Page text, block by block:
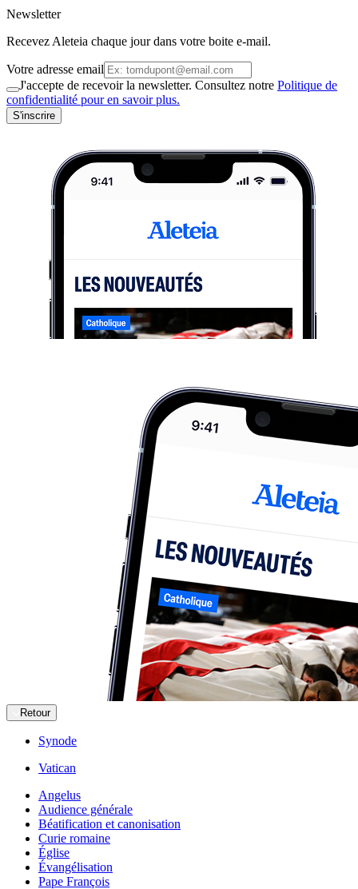
Newsletter
Recevez Aleteia chaque jour dans votre boite e-mail.
Votre adresse email
J'accepte de recevoir la newsletter. Consultez notre Politique de
confidentialité pour en savoir plus.
S'inscrire
Retour
Synode
Vatican
Angelus
Audience générale
Béatification et canonisation
Curie romaine
Église
Évangélisation
Pape François